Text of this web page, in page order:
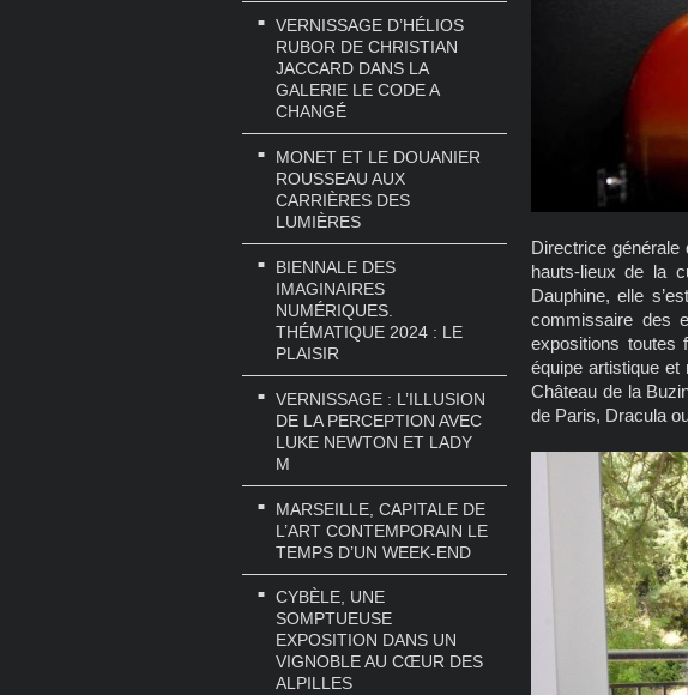
VERNISSAGE D’HÉLIOS
RUBOR DE CHRISTIAN
JACCARD DANS LA
GALERIE LE CODE A
CHANGÉ
MONET ET LE DOUANIER
ROUSSEAU AUX
CARRIÈRES DES
LUMIÈRES
BIENNALE DES
IMAGINAIRES
NUMÉRIQUES.
THÉMATIQUE 2024 : LE
PLAISIR
VERNISSAGE : L’ILLUSION
DE LA PERCEPTION AVEC
LUKE NEWTON ET LADY
M
MARSEILLE, CAPITALE DE
L’ART CONTEMPORAIN LE
TEMPS D’UN WEEK-END
CYBÈLE, UNE
SOMPTUEUSE
EXPOSITION DANS UN
VIGNOBLE AU CŒUR DES
ALPILLES
Directrice
hauts-lieux de la
Dauphine, elle
commissaire des
expositions toutes
équipe artistique
Château de la
de Paris, Dracula